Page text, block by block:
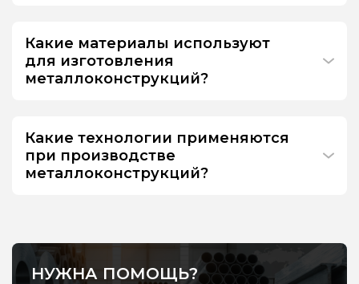
Какие материалы используют
для изготовления
металлоконструкций?
Какие технологии применяются
при производстве
металлоконструкций?
НУЖНА ПОМОЩЬ?